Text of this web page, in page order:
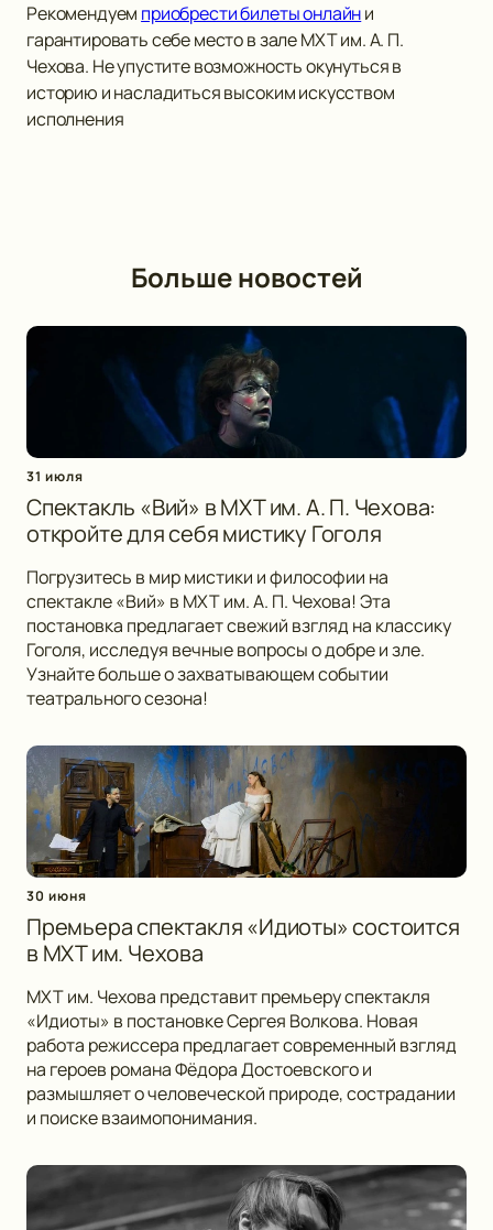
Рекомендуем приобрести билеты онлайни
гарантировать себе место в зале МХТ им. А. П.
Чехова. Не упустите возможность окунуться в
историю и насладиться высоким искусством
исполнения
Больше новостей
31 июля
Спектакль «Вий» в МХТ им. А. П. Чехова:
откройте для себя мистику Гоголя
Погрузитесь в мир мистики и философии на
спектакле «Вий» в МХТ им. А. П. Чехова! Эта
постановка предлагает свежий взгляд на классику
Гоголя, исследуя вечные вопросы о добре и зле.
Узнайте больше о захватывающем событии
театрального сезона!
30 июня
Премьера спектакля «Идиоты» состоится
в МХТ им. Чехова
МХТ им. Чехова представит премьеру спектакля
«Идиоты» в постановке Сергея Волкова. Новая
работа режиссера предлагает современный взгляд
на героев романа Фёдора Достоевского и
размышляет о человеческой природе, сострадании
и поиске взаимопонимания.